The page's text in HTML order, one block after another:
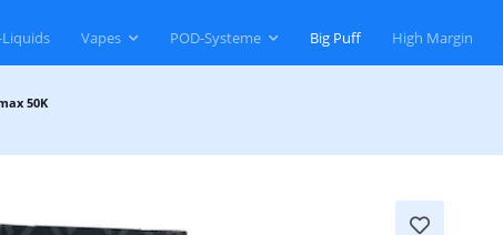
Liquids Vapes POD-Systeme Big Puff High Margin
50K